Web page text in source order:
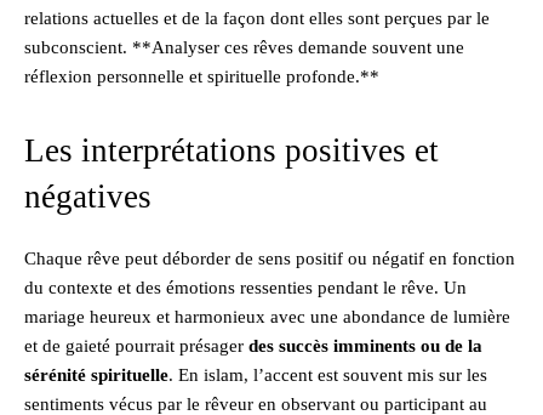
relations actuelles et de la façon dont elles sont perçues par le
subconscient. **Analyser ces rêves demande souvent une
réflexion personnelle et spirituelle profonde.**
Les interprétations positives et
négatives
Chaque rêve peut déborder de sens positif ou négatif en fonction
du contexte et des émotions ressenties pendant le rêve. Un
mariage heureux et harmonieux avec une abondance de lumière
et de gaieté pourrait présager des succès imminents ou de la
sérénité spirituelle. En islam, l’accent est souvent mis sur les
sentiments vécus par le rêveur en observant ou participant au